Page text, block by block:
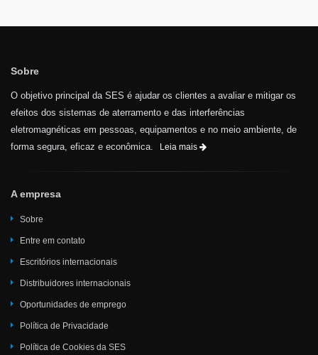
Sobre
O objetivo principal da SES é ajudar os clientes a avaliar e mitigar os
efeitos dos sistemas de aterramento e das interferências
eletromagnéticas em pessoas, equipamentos e no meio ambiente, de
forma segura, eficaz e econômica.
Leia mais
A empresa
Sobre
Entre em contato
Escritórios internacionais
Distribuidores internacionais
Oportunidades de emprego
Política de Privacidade
Política de Cookies da SES